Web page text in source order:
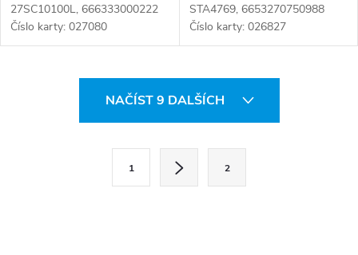
27SC10100L, 666333000222
Číslo karty: 027080
STA4769, 6653270750988
Číslo karty: 026827
NAČÍST 9 DALŠÍCH
1 2